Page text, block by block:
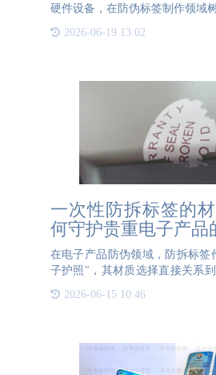
硬件设备，在防伪标签制作领域
软件方面，通宝TB222防伪的研
既符合行业标准又具有前瞻性
2026-06-19 13:02
一次性防拆标签的
何守护贵重电子产品
在电子产品防伪领域，防拆标签
子护照"，其材质选择直接关系
誉。这类标签需具备"一次性使用
或破坏后无法复原，从而有效防
2026-06-15 10:46